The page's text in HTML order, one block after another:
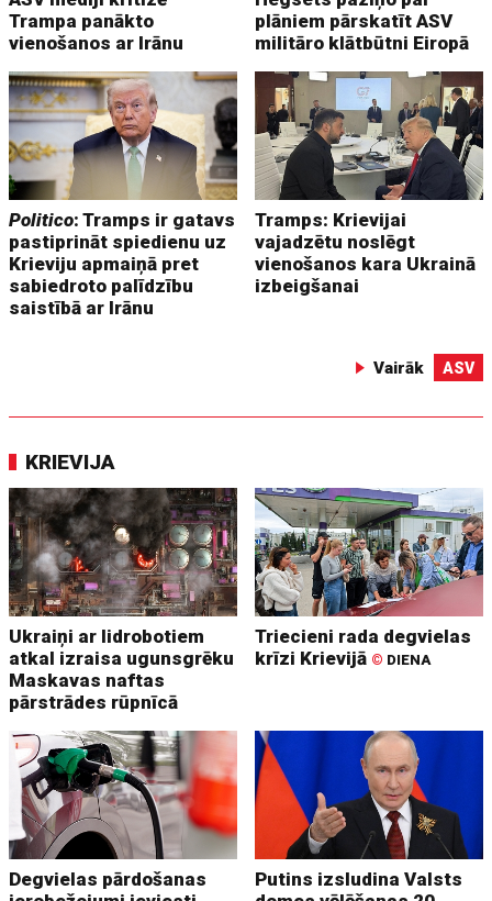
Trampa panākto
vienošanos ar Irānu
plāniem pārskatīt ASV
militāro klātbūtni Eiropā
Politico: Tramps ir gatavs
pastiprināt spiedienu uz
Krieviju apmaiņā pret
sabiedroto palīdzību
saistībā ar Irānu
Tramps: Krievijai
vajadzētu noslēgt
vienošanos kara Ukrainā
izbeigšanai
Vairāk ASV
KRIEVIJA
Ukraiņi ar lidrobotiem
atkal izraisa ugunsgrēku
Maskavas naftas
pārstrādes rūpnīcā
Triecieni rada degvielas
krīzi Krievijā © DIENA
Degvielas pārdošanas
Putins izsludina Valsts